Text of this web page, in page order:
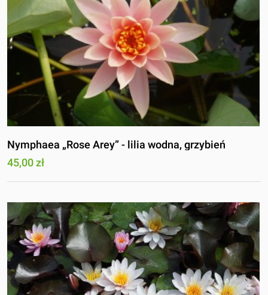
Nymphaea „Rose Arey” - lilia wodna, grzybień
45,00 zł